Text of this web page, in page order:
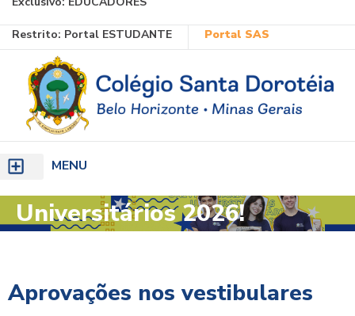
para
conteúdo
Restrito: Portal ESTUDANTE Portal SAS
MENU
Universitários 2026!
Aprovações nos vestibulares